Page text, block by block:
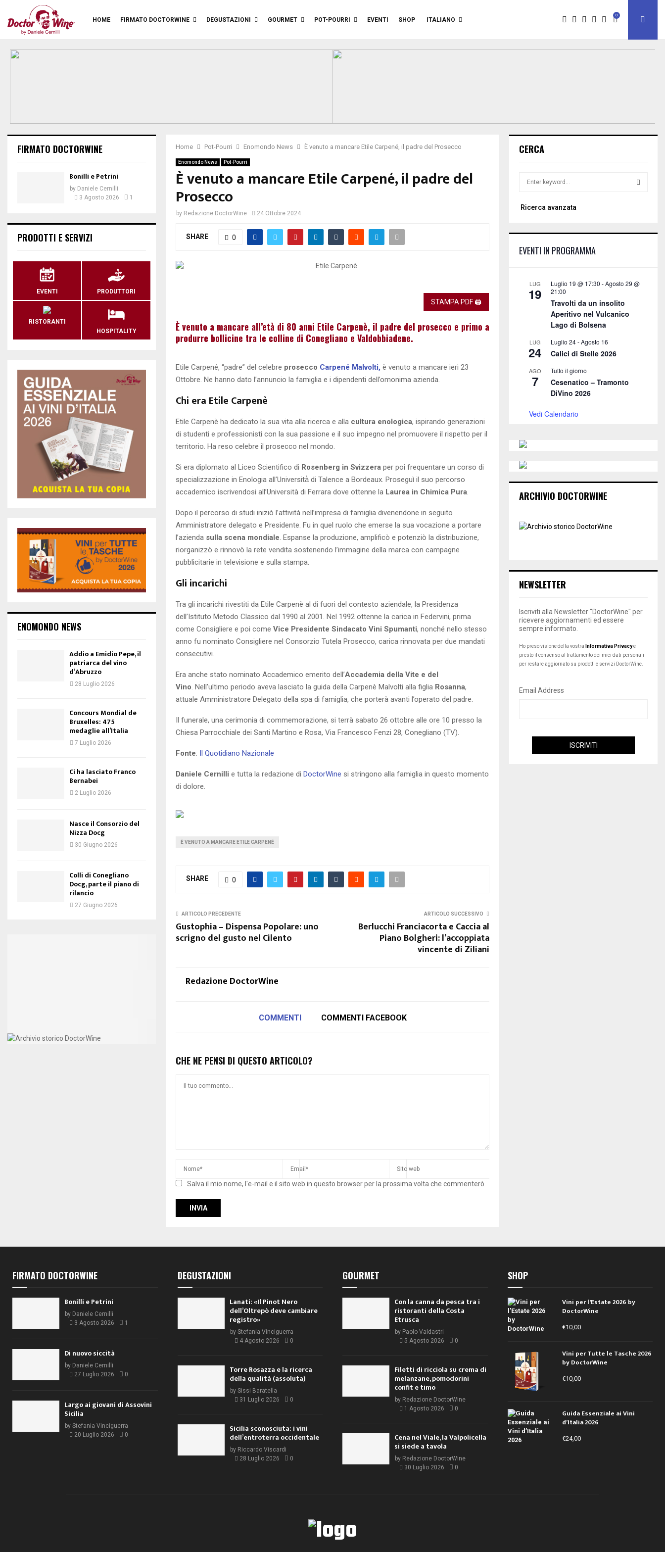
HOME FIRMATO DOCTORWINE DEGUSTAZIONI GOURMET POT-POURRI EVENTI SHOP ITALIANO
0
Home Pot-Pourri Enomondo News È venuto a mancare Etile Carpené, il padre del Prosecco
Enomondo News Pot-Pourri
È venuto a mancare Etile Carpené, il padre del
Prosecco
by Redazione DoctorWine 24 Ottobre 2024
SHARE 0
STAMPA PDF 🖨
È venuto a mancare all’età di 80 anni Etile Carpenè, il padre del prosecco e primo a
produrre bollicine tra le colline di Conegliano e Valdobbiadene.
Etile Carpené, “padre” del celebre prosecco Carpené Malvolti, è venuto a mancare ieri 23
Ottobre. Ne hanno dato l’annuncio la famiglia e i dipendenti dell’omonima azienda.
Chi era Etile Carpenè
Etile Carpenè ha dedicato la sua vita alla ricerca e alla cultura enologica, ispirando generazioni
di studenti e professionisti con la sua passione e il suo impegno nel promuovere il rispetto per il
territorio. Ha reso celebre il prosecco nel mondo.
Si era diplomato al Liceo Scientifico di Rosenberg in Svizzera per poi frequentare un corso di
specializzazione in Enologia all’Università̀ di Talence a Bordeaux. Proseguì il suo percorso
accademico iscrivendosi all’Università di Ferrara dove ottenne la Laurea in Chimica Pura
Dopo il percorso di studi iniziò l’attività nell’impresa di famiglia divenendone in seguito
Amministratore delegato e Presidente. Fu in quel ruolo che emerse la sua vocazione a portare
l’azienda sulla scena mondiale . Espanse la produzione, amplificò e potenziò la distribuzione,
riorganizzò e rinnovò la rete vendita sostenendo l’immagine della marca con campagne
pubblicitarie in televisione e sulla stampa.
Gli incarichi
Tra gli incarichi rivestiti da Etile Carpenè al di fuori del contesto aziendale, la Presidenza
dell’Istituto Metodo Classico dal 1990 al 2001. Nel 1992 ottenne la carica in Federvini, prima
come Consigliere e poi come Vice Presidente Sindacato Vini Spumanti, nonché nello stesso
anno fu nominato Consigliere nel Consorzio Tutela Prosecco, carica rinnovata per due mandati
consecutivi.
Era anche stato nominato Accademico emerito dell’Accademia della Vite e del
Vino . Nell’ultimo periodo aveva lasciato la guida della Carpenè Malvolti alla figlia Rosanna,
attuale Amministratore Delegato della spa di famiglia, che porterà avanti l’operato del padre.
Il funerale, una cerimonia di commemorazione, si terrà sabato 26 ottobre alle ore 10 presso la
Chiesa Parrocchiale dei Santi Martino e Rosa, Via Francesco Fenzi 28, Conegliano (TV).
Fonte: Il Quotidiano Nazionale
Daniele Cernilli e tutta la redazione di DoctorWine si stringono alla famiglia in questo momento
di dolore.
È VENUTO A MANCARE ETILE CARPENÉ
SHARE 0
ARTICOLO PRECEDENTE
Gustophia – Dispensa Popolare: uno
scrigno del gusto nel Cilento
ARTICOLO SUCCESSIVO
Berlucchi Franciacorta e Caccia al
Piano Bolgheri: l’accoppiata
vincente di Ziliani
Redazione DoctorWine
COMMENTI COMMENTI FACEBOOK
CHE NE PENSI DI QUESTO ARTICOLO?
Salva il mio nome, l'e-mail e il sito web in questo browser per la prossima volta che commenterò.
FIRMATO DOCTORWINE
Bonilli e Petrini
by Daniele Cernilli
3 Agosto 2026
1
PRODOTTI E SERVIZI
EVENTI PRODUTTORI
RISTORANTI
HOSPITALITY
ENOMONDO NEWS
Addio a Emidio Pepe, il
patriarca del vino
d’Abruzzo
28 Luglio 2026
Concours Mondial de
Bruxelles: 475
medaglie all’Italia
7 Luglio 2026
Ci ha lasciato Franco
Bernabei
2 Luglio 2026
Nasce il Consorzio del
Nizza Docg
30 Giugno 2026
Colli di Conegliano
Docg, parte il piano di
rilancio
27 Giugno 2026
CERCA
r
o
C
Ricerca avanzata
EVENTI IN PROGRAMMA
LUG
19
Luglio 19 @ 17:30 -Agosto 29 @
21:00
Travolti da un insolito
Aperitivo nel Vulcanico
Lago di Bolsena
LUG
24
Luglio 24-Agosto 16
Calici di Stelle 2026
AGO
7
Tutto il giorno
Cesenatico – Tramonto
DiVino 2026
Vedi Calendario
ARCHIVIO DOCTORWINE
NEWSLETTER
Iscriviti alla Newsletter "DoctorWine" per
ricevere aggiornamenti ed essere
sempre informato.
Ho preso visione della vostra Informativa Privacye
presto il consenso al trattamento dei miei dati personali
per restare aggiornato su prodotti e servizi DoctorWine.
Email Address
FIRMATO DOCTORWINE
Bonilli e Petrini
by Daniele Cernilli
3 Agosto 2026
1
Di nuovo siccità
by Daniele Cernilli
27 Luglio 2026
0
Largo ai giovani di Assovini
Sicilia
by Stefania Vinciguerra
20 Luglio 2026
0
DEGUSTAZIONI
Lanati: «Il Pinot Nero
dell’Oltrepò deve cambiare
registro»
by Stefania Vinciguerra
4 Agosto 2026
0
Torre Rosazza e la ricerca
della qualità (assoluta)
by Sissi Baratella
31 Luglio 2026
0
Sicilia sconosciuta: i vini
dell’entroterra occidentale
by Riccardo Viscardi
28 Luglio 2026
0
GOURMET
Con la canna da pesca tra i
ristoranti della Costa
Etrusca
by Paolo Valdastri
5 Agosto 2026
0
Filetti di ricciola su crema di
melanzane, pomodorini
confit e timo
by Redazione DoctorWine
1 Agosto 2026
0
Cena nel Viale, la Valpolicella
si siede a tavola
by Redazione DoctorWine
30 Luglio 2026
0
SHOP
Vini per l'Estate 2026 by
DoctorWine
€10,00
Vini per Tutte le Tasche 2026
by DoctorWine
€10,00
Guida Essenziale ai Vini
d’Italia 2026
€24,00